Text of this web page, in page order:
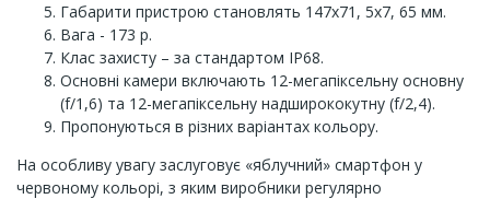
Габарити пристрою становлять 147х71, 5х7, 65 мм.
Вага - 173 р.
Клас захисту – за стандартом IP68.
Основні камери включають 12-мегапіксельну основну
(f/1,6) та 12-мегапіксельну надширококутну (f/2,4).
Пропонуються в різних варіантах кольору.
На особливу увагу заслуговує «яблучний» смартфон у
червоному кольорі, з яким виробники регулярно